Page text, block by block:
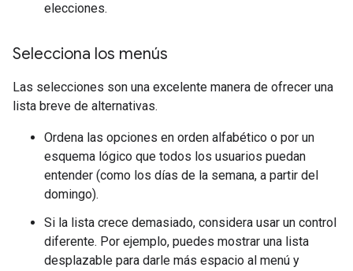
elecciones.
Selecciona los menús
Las selecciones son una excelente manera de ofrecer una
lista breve de alternativas.
Ordena las opciones en orden alfabético o por un
esquema lógico que todos los usuarios puedan
entender (como los días de la semana, a partir del
domingo).
Si la lista crece demasiado, considera usar un control
diferente. Por ejemplo, puedes mostrar una lista
desplazable para darle más espacio al menú y